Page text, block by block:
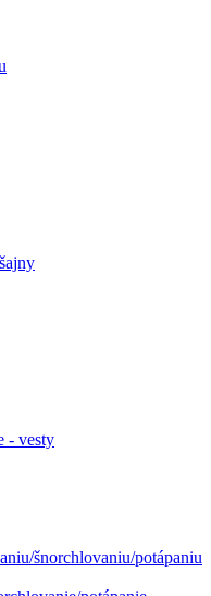
- vesty
šnorchlovaniu/potápaniu